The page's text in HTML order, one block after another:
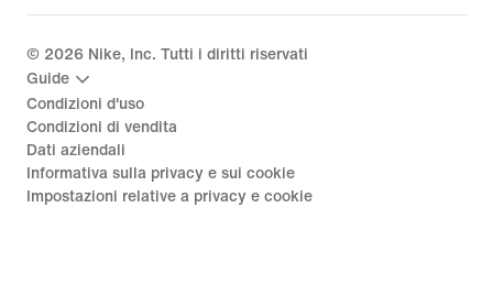
© 2026 Nike, Inc. Tutti i diritti riservati
Guide
Condizioni d'uso
Condizioni di vendita
Dati aziendali
Informativa sulla privacy e sui cookie
Impostazioni relative a privacy e cookie